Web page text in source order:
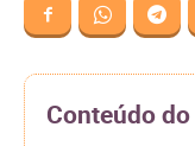
Conteúdo